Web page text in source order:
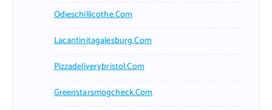
Odieschillicothe.com
Lacantinitagalesburg.com
Pizzadeliverybristol.com
Greenstarsmogcheck.com